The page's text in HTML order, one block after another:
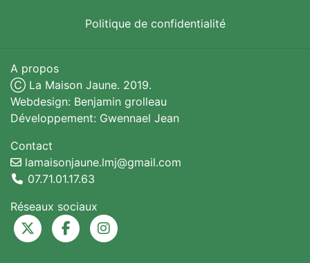
Politique de confidentialité
A propos
Ⓒ La Maison Jaune. 2019.
Webdesign: Benjamin grolleau
Développement: Gwennael Jean
Contact
lamaisonjaune.lmj@gmail.com
07.71.01.17.63
Réseaux sociaux